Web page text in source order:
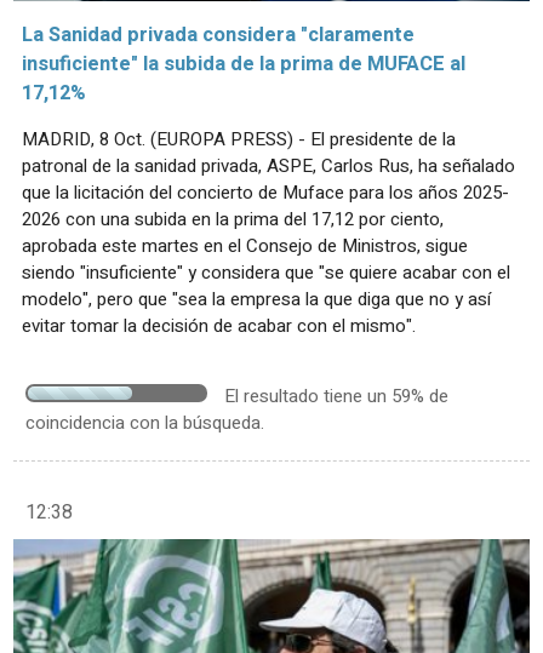
La Sanidad privada considera "claramente
insuficiente" la subida de la prima de MUFACE al
17,12%
MADRID, 8 Oct. (EUROPA PRESS) - El presidente de la
patronal de la sanidad privada, ASPE, Carlos Rus, ha señalado
que la licitación del concierto de Muface para los años 2025-
2026 con una subida en la prima del 17,12 por ciento,
aprobada este martes en el Consejo de Ministros, sigue
siendo "insuficiente" y considera que "se quiere acabar con el
modelo", pero que "sea la empresa la que diga que no y así
evitar tomar la decisión de acabar con el mismo".
El resultado tiene un 59% de
coincidencia con la búsqueda.
12:38